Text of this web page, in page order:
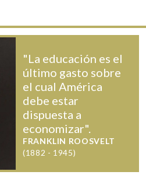
"La educación es el
último gasto sobre
el cual América
debe estar
dispuesta a
economizar".
FRANKLIN ROOSVELT
(1882 - 1945)